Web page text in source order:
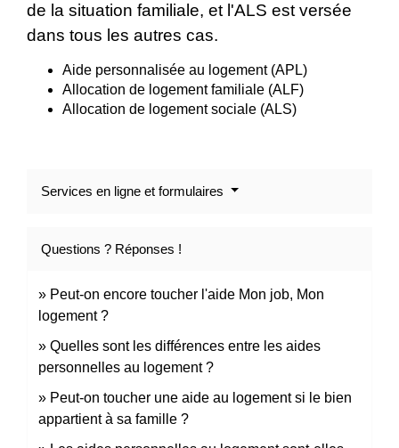
de la situation familiale, et l'ALS est versée
dans tous les autres cas.
Aide personnalisée au logement (APL)
Allocation de logement familiale (ALF)
Allocation de logement sociale (ALS)
Services en ligne et formulaires
Questions ? Réponses !
Peut-on encore toucher l'aide Mon job, Mon
logement ?
Quelles sont les différences entre les aides
personnelles au logement ?
Peut-on toucher une aide au logement si le bien
appartient à sa famille ?